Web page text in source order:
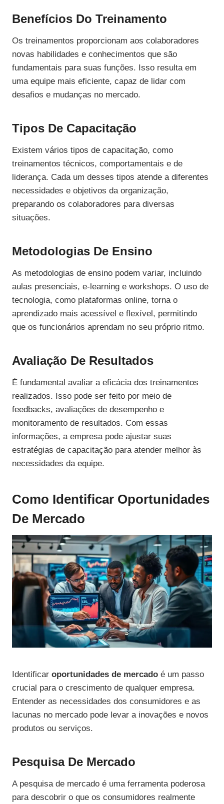
Benefícios Do Treinamento
Os treinamentos proporcionam aos colaboradores
novas habilidades e conhecimentos que são
fundamentais para suas funções. Isso resulta em
uma equipe mais eficiente, capaz de lidar com
desafios e mudanças no mercado.
Tipos De Capacitação
Existem vários tipos de capacitação, como
treinamentos técnicos, comportamentais e de
liderança. Cada um desses tipos atende a diferentes
necessidades e objetivos da organização,
preparando os colaboradores para diversas
situações.
Metodologias De Ensino
As metodologias de ensino podem variar, incluindo
aulas presenciais, e-learning e workshops. O uso de
tecnologia, como plataformas online, torna o
aprendizado mais acessível e flexível, permitindo
que os funcionários aprendam no seu próprio ritmo.
Avaliação De Resultados
É fundamental avaliar a eficácia dos treinamentos
realizados. Isso pode ser feito por meio de
feedbacks, avaliações de desempenho e
monitoramento de resultados. Com essas
informações, a empresa pode ajustar suas
estratégias de capacitação para atender melhor às
necessidades da equipe.
Como Identificar Oportunidades
De Mercado
Identificar oportunidades de mercado é um passo
crucial para o crescimento de qualquer empresa.
Entender as necessidades dos consumidores e as
lacunas no mercado pode levar a inovações e novos
produtos ou serviços.
Pesquisa De Mercado
A pesquisa de mercado é uma ferramenta poderosa
para descobrir o que os consumidores realmente